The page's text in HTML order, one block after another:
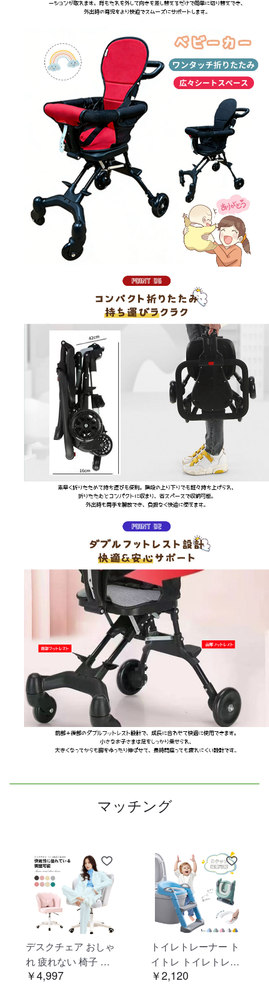
マッチング
デスクチェア おしゃ
れ 疲れない 椅子 白
ホワイト デスクチェ
￥4,997
トイレトレーナー ト
イトレ トイレトレー
ニング トイレ 練習
￥2,120